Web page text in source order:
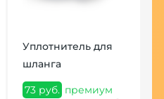
Уплотнитель для
шланга
73 руб. премиум